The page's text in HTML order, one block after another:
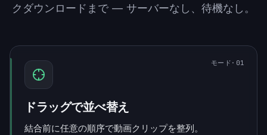
クダウンロードまで — サーバーなし、待機なし。
モード ·01
ドラッグで並べ替え
結合前に任意の順序で動画クリップを整列。